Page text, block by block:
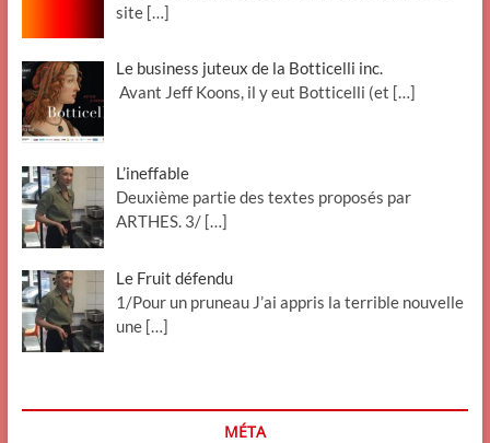
site […]
Le business juteux de la Botticelli inc.
Avant Jeff Koons, il y eut Botticelli (et […]
L’ineffable
Deuxième partie des textes proposés par
ARTHES. 3/ […]
Le Fruit défendu
1/Pour un pruneau J’ai appris la terrible nouvelle
une […]
MÉTA